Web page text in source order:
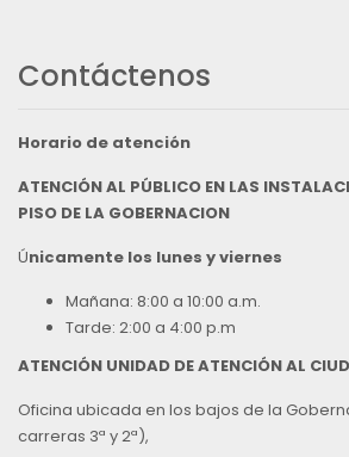
Contáctenos
Horario de atención
ATENCIÓN AL PÚBLICO EN LAS
PISO DE LA GOBERNACION
Únicamente los lunes y viernes
Mañana: 8:00 a 10:00 a.m.
Tarde: 2:00 a 4:00 p.m
ATENCIÓN UNIDAD DE ATENCIÓN AL
Oficina ubicada en los bajos de la
carreras 3ª y 2ª),